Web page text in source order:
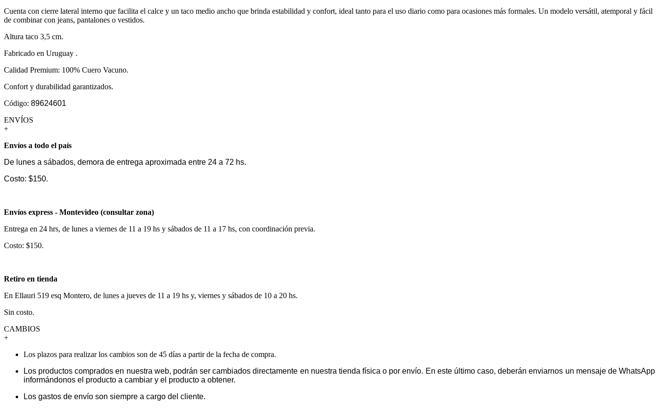
Cuenta con cierre lateral interno que facilita el calce y un taco medio ancho que brinda estabilidad y confort, ideal tanto para el uso diario como para ocasiones más formales. Un modelo versátil, atemporal y fácil
de combinar con jeans, pantalones o vestidos.
Altura taco 3,5 cm.
Fabricado en Uruguay .
Calidad Premium: 100% Cuero Vacuno.
Confort y durabilidad garantizados.
Código: 89624601
ENVÍOS
+
Envíos a todo el país
De lunes a sábados, demora de entrega aproximada entre 24 a 72 hs.
Costo: $150.
Envíos express - Montevideo (consultar zona)
Entrega en 24 hrs, de lunes a viernes de 11 a 19 hs y sábados de 11 a 17 hs, con coordinación previa.
Costo: $150.
Retiro en tienda
En Ellauri 519 esq Montero, de lunes a jueves de 11 a 19 hs y, viernes y sábados de 10 a 20 hs.
Sin costo.
CAMBIOS
+
Los plazos para realizar los cambios son de 45 días a partir de la fecha de compra.
Los productos comprados en nuestra web, podrán ser cambiados directamente en nuestra tienda física o por envío. En este último caso, deberán enviarnos un mensaje de WhatsApp
informándonos el producto a cambiar y el producto a obtener.
Los gastos de envío son siempre a cargo del cliente.